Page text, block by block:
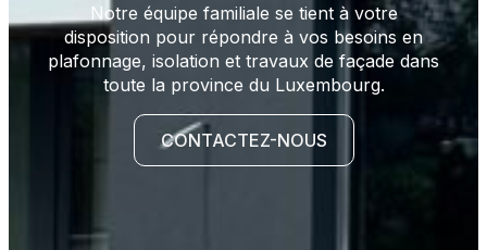
Notre équipe familiale se tient à votre
disposition pour répondre à vos besoins en
plafonnage, isolation et travaux de façade dans
toute la province du Luxembourg.
CONTACTEZ-NOUS